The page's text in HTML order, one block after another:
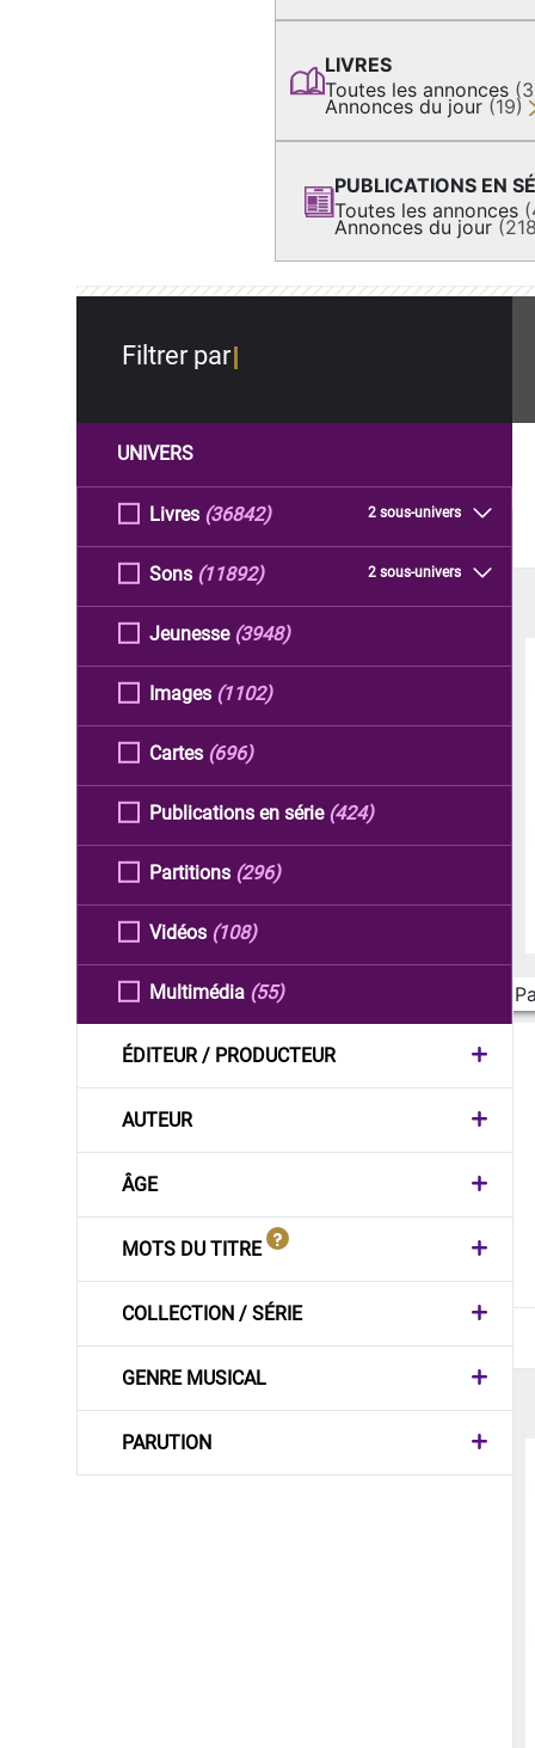
LIVRES
Toutes les annonces
Annonces du jour (19)
PUBLICATIONS EN
Toutes les annonces
Annonces du jour
Filtrer par
UNIVERS
Livres 2 sous-univers
(36842)
Sons 2 sous-univers
(11892)
Jeunesse (3948)
Images (1102)
Cartes (696)
Publications en série (424)
Partitions (296)
Vidéos (108)
Multimédia (55)
ÉDITEUR / PRODUCTEUR
AUTEUR
ÂGE
MOTS DU TITRE
COLLECTION / SÉRIE
GENRE MUSICAL
PARUTION